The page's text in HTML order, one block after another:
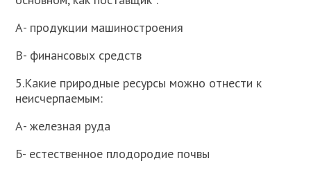
А- продукции машиностроения
В- финансовых средств
5.Какие природные ресурсы можно отнести к
неисчерпаемым:
А- железная руда
Б- естественное плодородие почвы